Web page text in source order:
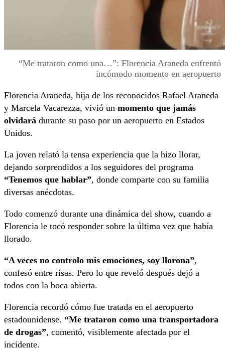
“Me trataron como una…”: Florencia Araneda enfrentó
incómodo momento en aeropuerto
Florencia Araneda, hija de los reconocidos Rafael Araneda
y Marcela Vacarezza, vivió un momento que jamás
olvidará durante su paso por un aeropuerto en Estados
Unidos.
La joven relató la tensa experiencia que la hizo llorar,
dejando sorprendidos a los seguidores del programa
“Tenemos que hablar”, donde comparte con su familia
diversas anécdotas.
Todo comenzó durante una dinámica del show, cuando a
Florencia le tocó responder sobre la última vez que había
llorado.
“A veces no controlo mis emociones, soy llorona”,
confesó entre risas. Pero lo que reveló después dejó a
todos con la boca abierta.
Florencia recordó cómo fue tratada en el aeropuerto
estadounidense. “Me trataron como una transportadora
de drogas”, comentó, visiblemente afectada por el
incidente.